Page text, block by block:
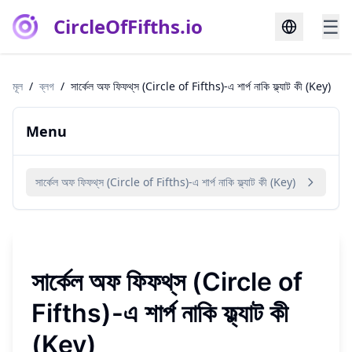
CircleOfFifths.io ☰
মূল / ব্লগ / সার্কেল অফ ফিফথ্‌স (Circle of Fifths)-এ শার্প নাকি ফ্ল্যাট কী (Key)
Menu
সার্কেল অফ ফিফথ্‌স (Circle of Fifths)-এ শার্প নাকি ফ্ল্যাট কী (Key)
সার্কেল অফ ফিফথ্‌স (Circle of
Fifths)-এ শার্প নাকি ফ্ল্যাট কী
(Key)